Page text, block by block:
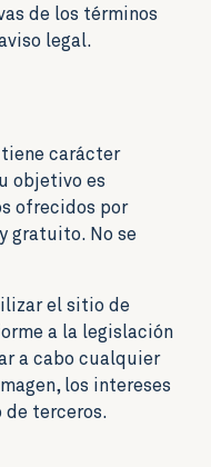
de los términos
legal.
carácter
objetivo es
ofrecidos por
gratuito. No se
el sitio de
a la legislación
a cabo cualquier
los intereses
de terceros.